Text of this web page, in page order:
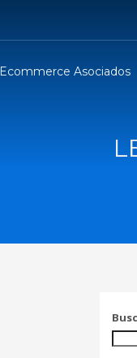
Ecommerce Asociados